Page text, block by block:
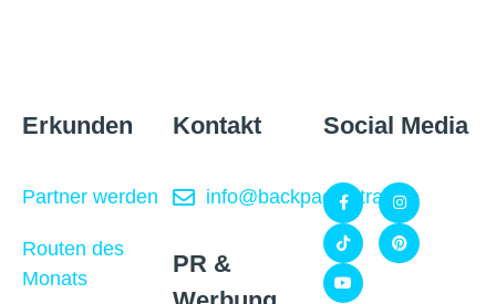
Erkunden
Partner werden
Routen des
Monats
Kontakt
info@backpackertrail.de
PR &
Social Media